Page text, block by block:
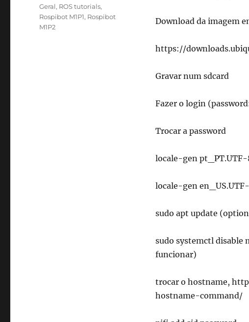
Download da imagem
https://
Gravar num sdcard
Fazer o login
Trocar a password
locale-gen pt_PT.UTF-
locale-gen
sudo apt update
sudo systemctl disable
funcionar)
trocar o hostname,
hostname-command/
Categorias
Geral, ROS tutorials,
Rospibot M1P1, Rospibot
M1P2